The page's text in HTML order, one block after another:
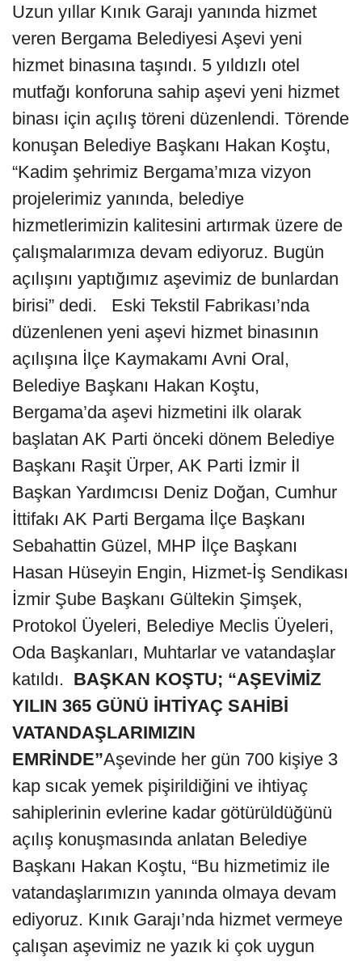
Uzun yıllar Kınık Garajı yanında hizmet
veren Bergama Belediyesi Aşevi yeni
hizmet binasına taşındı. 5 yıldızlı otel
mutfağı konforuna sahip aşevi yeni hizmet
binası için açılış töreni düzenlendi. Törende
konuşan Belediye Başkanı Hakan Koştu,
“Kadim şehrimiz Bergama’mıza vizyon
projelerimiz yanında, belediye
hizmetlerimizin kalitesini artırmak üzere de
çalışmalarımıza devam ediyoruz. Bugün
açılışını yaptığımız aşevimiz de bunlardan
birisi” dedi. Eski Tekstil Fabrikası’nda
düzenlenen yeni aşevi hizmet binasının
açılışına İlçe Kaymakamı Avni Oral,
Belediye Başkanı Hakan Koştu,
Bergama’da aşevi hizmetini ilk olarak
başlatan AK Parti önceki dönem Belediye
Başkanı Raşit Ürper, AK Parti İzmir İl
Başkan Yardımcısı Deniz Doğan, Cumhur
İttifakı AK Parti Bergama İlçe Başkanı
Sebahattin Güzel, MHP İlçe Başkanı
Hasan Hüseyin Engin, Hizmet-İş Sendikası
İzmir Şube Başkanı Gültekin Şimşek,
Protokol Üyeleri, Belediye Meclis Üyeleri,
Oda Başkanları, Muhtarlar ve vatandaşlar
katıldı. BAŞKAN KOŞTU; “AŞEVİMİZ
YILIN 365 GÜNÜ İHTİYAÇ SAHİBİ
VATANDAŞLARIMIZIN
EMRİNDE”Aşevinde her gün 700 kişiye 3
kap sıcak yemek pişirildiğini ve ihtiyaç
sahiplerinin evlerine kadar götürüldüğünü
açılış konuşmasında anlatan Belediye
Başkanı Hakan Koştu, “Bu hizmetimiz ile
vatandaşlarımızın yanında olmaya devam
ediyoruz. Kınık Garajı’nda hizmet vermeye
çalışan aşevimiz ne yazık ki çok uygun